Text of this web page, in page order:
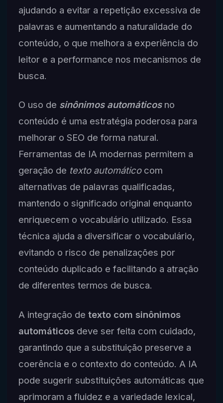
ajudando a evitar a repetição excessiva de
palavras e aumentando a naturalidade do
conteúdo, o que melhora a experiência do
leitor e a performance nos mecanismos de
busca.
O uso de sinônimos automáticosno
conteúdo é uma estratégia poderosa para
melhorar o SEO de forma natural.
Ferramentas de IA modernas permitem a
geração de texto automáticocom
alternativas de palavras qualificadas,
mantendo o significado original enquanto
enriquecem o vocabulário utilizado. Essa
técnica ajuda a diversificar o vocabulário,
evitando o risco de penalizações por
conteúdo duplicado e facilitando a atração
de diferentes termos de busca.
A integração de texto com sinônimos
automáticosdeve ser feita com cuidado,
garantindo que a substituição preserve a
coerência e o contexto do conteúdo. A IA
pode sugerir substituições automáticas que
aprimoram a fluidez e a variedade lexical,